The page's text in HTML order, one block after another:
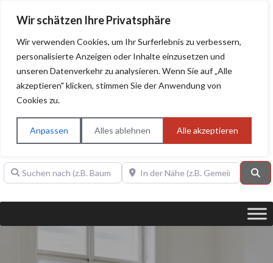
Wir schätzen Ihre Privatsphäre
Wir verwenden Cookies, um Ihr Surferlebnis zu verbessern,
personalisierte Anzeigen oder Inhalte einzusetzen und
unseren Datenverkehr zu analysieren. Wenn Sie auf „Alle
akzeptieren" klicken, stimmen Sie der Anwendung von
Cookies zu.
Anpassen Alles ablehnen Alle akzeptieren
BAUHERRENHILFE.orgQualitätssiegel!
Sie finden hier nur Qualitätsbetriebe, die mit dem DIAMANT,
PLATIN, GOLD, SILBER, ANWÄRTER "Bauherrenhilfe.org-
Qualitätssiegel" ausgezeichnet sind.
Suchen nach (z.B. Baumeister oder Dachdecker)In der Nähe (z.B. Gemeinde Baden)